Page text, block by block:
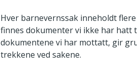
Hver barnevernssak inneholdt
finnes dokumenter vi ikke har hatt
dokumentene vi har mottatt, gir
trekkene ved sakene.